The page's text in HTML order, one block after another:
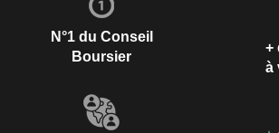
N°1 du Conseil
Boursier
+
à